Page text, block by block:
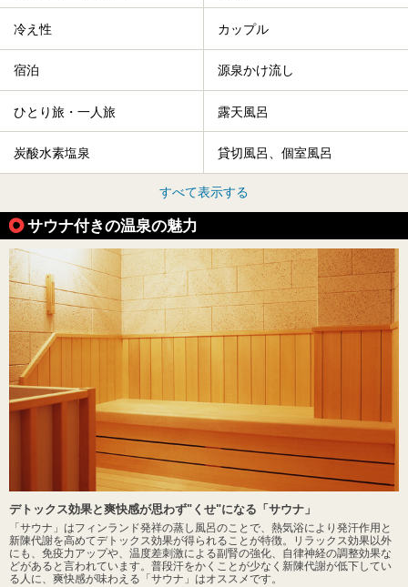
冷え性 カップル
宿泊 源泉かけ流し
ひとり旅・一人旅 露天風呂
炭酸水素塩泉 貸切風呂、個室風呂
すべて表示する
サウナ付きの温泉の魅力
デトックス効果と爽快感が思わず"くせ"になる「サウナ」
「サウナ」はフィンランド発祥の蒸し風呂のことで、熱気浴により発汗作用と
新陳代謝を高めてデトックス効果が得られることが特徴。リラックス効果以外
にも、免疫力アップや、温度差刺激による副腎の強化、自律神経の調整効果な
どがあると言われています。普段汗をかくことが少なく新陳代謝が低下してい
る人に、爽快感が味わえる「サウナ」はオススメです。